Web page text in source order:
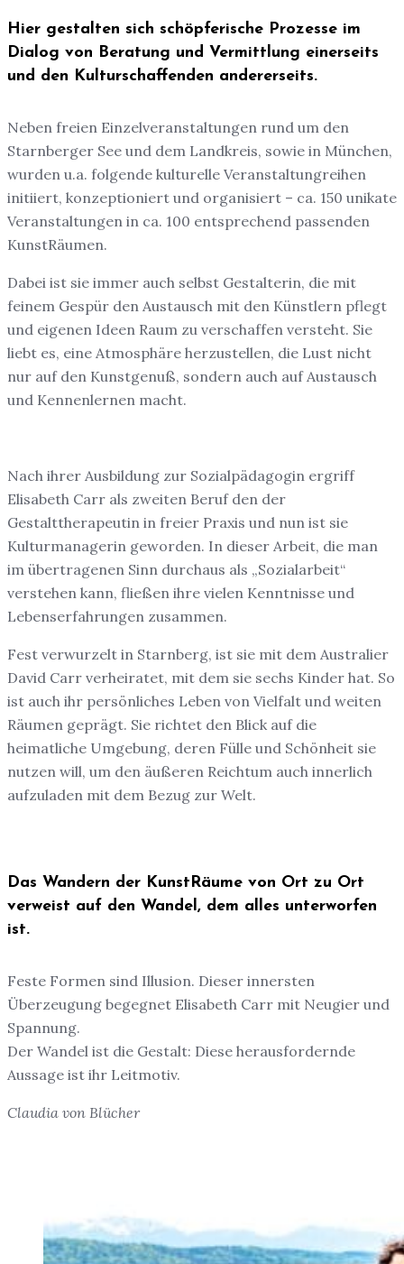
Hier gestalten sich schöpferische Prozesse im
Dialog von Beratung und Vermittlung einerseits
und den Kulturschaffenden andererseits.
Neben freien Einzelveranstaltungen rund um den
Starnberger See und dem Landkreis, sowie in München,
wurden u.a. folgende kulturelle Veranstaltungreihen
initiiert, konzeptioniert und organisiert – ca. 150 unikate
Veranstaltungen in ca. 100 entsprechend passenden
KunstRäumen.
Dabei ist sie immer auch selbst Gestalterin, die mit
feinem Gespür den Austausch mit den Künstlern pflegt
und eigenen Ideen Raum zu verschaffen versteht. Sie
liebt es, eine Atmosphäre herzustellen, die Lust nicht
nur auf den Kunstgenuß, sondern auch auf Austausch
und Kennenlernen macht.
Nach ihrer Ausbildung zur Sozialpädagogin ergriff
Elisabeth Carr als zweiten Beruf den der
Gestalttherapeutin in freier Praxis und nun ist sie
Kulturmanagerin geworden. In dieser Arbeit, die man
im übertragenen Sinn durchaus als „Sozialarbeit“
verstehen kann, fließen ihre vielen Kenntnisse und
Lebenserfahrungen zusammen.
Fest verwurzelt in Starnberg, ist sie mit dem Australier
David Carr verheiratet, mit dem sie sechs Kinder hat. So
ist auch ihr persönliches Leben von Vielfalt und weiten
Räumen geprägt. Sie richtet den Blick auf die
heimatliche Umgebung, deren Fülle und Schönheit sie
nutzen will, um den äußeren Reichtum auch innerlich
aufzuladen mit dem Bezug zur Welt.
Das Wandern der KunstRäume von Ort zu Ort
verweist auf den Wandel, dem alles unterworfen
ist.
Feste Formen sind Illusion. Dieser innersten
Überzeugung begegnet Elisabeth Carr mit Neugier und
Spannung.
Der Wandel ist die Gestalt: Diese herausfordernde
Aussage ist ihr Leitmotiv.
Claudia von Blücher